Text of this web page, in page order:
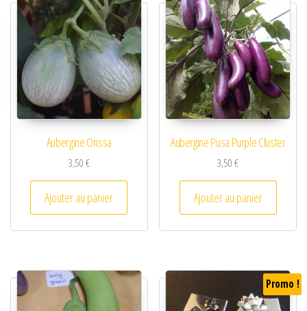
Aubergine Orissa
3,50€
Ajouter au panier
Aubergine Pusa Purple Cluster
3,50€
Ajouter au panier
Promo !